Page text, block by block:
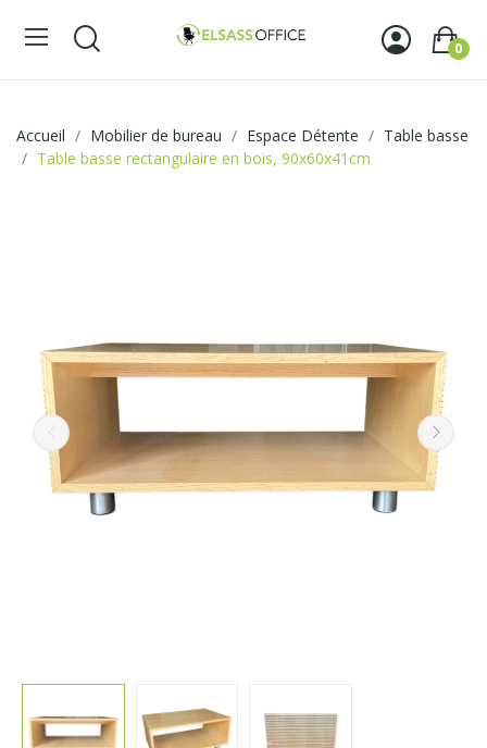
0
Accueil Mobilier de bureau Espace Détente
Table basse
Table basse rectangulaire en bois, 90x60x41cm